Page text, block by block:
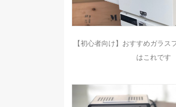
【初心者向け】おすすめガラス
はこれです